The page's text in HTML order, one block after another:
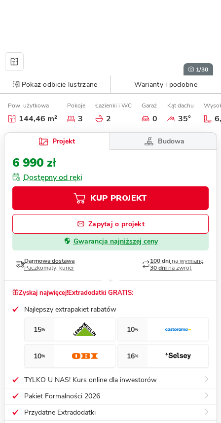
1/30
Pokaż odbicie lustrzane Warianty i podobne
Pow. użytkowa
144,46 m²
Pokoje
3
Łazienki i WC
2
Garaż
0
Kąt dachu
35°
Projekt Budowa
6 990 zł
Dostępny od ręki
KUP PROJEKT
Zapytaj o projekt
Gwarancja najniższej ceny
Darmowa dostawa
Paczkomaty, kurier
100 dni na wymianę,
30 dni na zwrot
Zyskaj najwięcej!Extradodatki GRATIS:
Najlepszy extrapakiet rabatów
15% 10%
10% 16%
TYLKO U NAS! Kurs online dla inwestorów
Pakiet Formalności 2026
Przydatne Extradodatki